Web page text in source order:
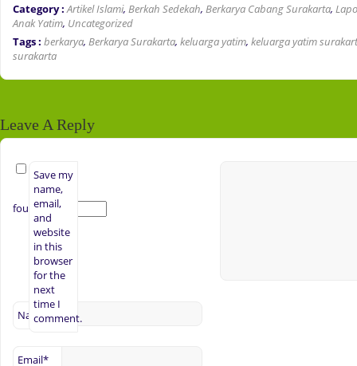
Category : Artikel Islami, Berkah Sedekah, Berkarya Cabang Surakarta,
Anak Yatim, Uncategorized
Tags : berkarya, Berkarya Surakarta, keluarga yatim, keluarga yatim
surakarta
Leave A Reply
Name*
Email*
Save my
name,
email,
and
website
in this
browser
for the
next
time I
comment.
four + 3 =